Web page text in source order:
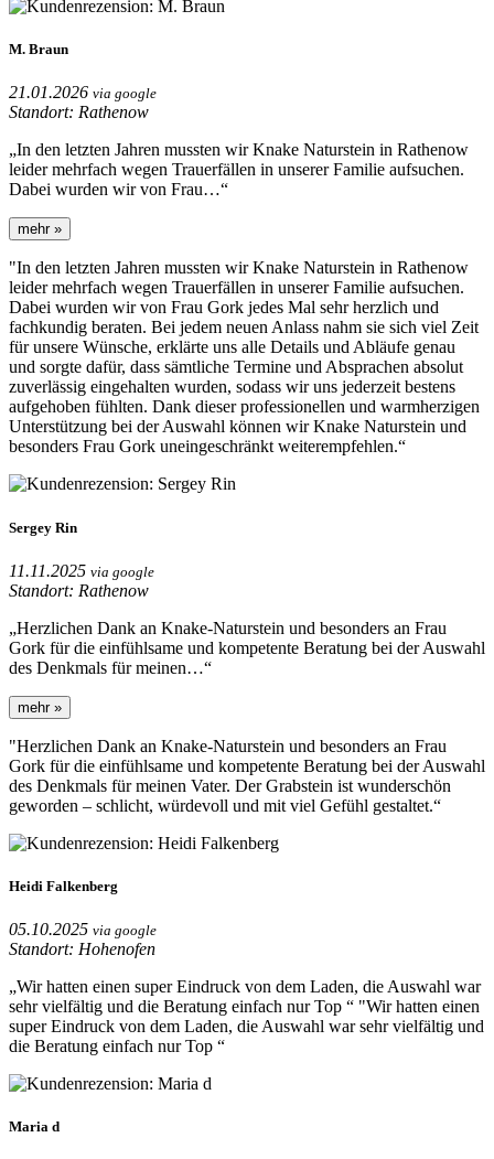
M. Braun
21.01.2026 via google
Standort: Rathenow
„In den letzten Jahren mussten wir Knake Naturstein in Rathenow
leider mehrfach wegen Trauerfällen in unserer Familie aufsuchen.
Dabei wurden wir von Frau…“
mehr »
"In den letzten Jahren mussten wir Knake Naturstein in Rathenow
leider mehrfach wegen Trauerfällen in unserer Familie aufsuchen.
Dabei wurden wir von Frau Gork jedes Mal sehr herzlich und
fachkundig beraten. Bei jedem neuen Anlass nahm sie sich viel Zeit
für unsere Wünsche, erklärte uns alle Details und Abläufe genau
und sorgte dafür, dass sämtliche Termine und Absprachen absolut
zuverlässig eingehalten wurden, sodass wir uns jederzeit bestens
aufgehoben fühlten. Dank dieser professionellen und warmherzigen
Unterstützung bei der Auswahl können wir Knake Naturstein und
besonders Frau Gork uneingeschränkt weiterempfehlen.“
Sergey Rin
11.11.2025 via google
Standort: Rathenow
„Herzlichen Dank an Knake-Naturstein und besonders an Frau
Gork für die einfühlsame und kompetente Beratung bei der Auswahl
des Denkmals für meinen…“
mehr »
"Herzlichen Dank an Knake-Naturstein und besonders an Frau
Gork für die einfühlsame und kompetente Beratung bei der Auswahl
des Denkmals für meinen Vater. Der Grabstein ist wunderschön
geworden – schlicht, würdevoll und mit viel Gefühl gestaltet.“
Heidi Falkenberg
05.10.2025 via google
Standort: Hohenofen
„Wir hatten einen super Eindruck von dem Laden, die Auswahl war
sehr vielfältig und die Beratung einfach nur Top “ "Wir hatten einen
super Eindruck von dem Laden, die Auswahl war sehr vielfältig und
die Beratung einfach nur Top “
Maria d